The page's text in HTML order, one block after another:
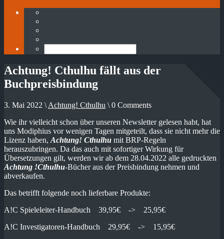
Achtung! Cthulhu fällt aus der
Buchpreisbindung
3. Mai 2022 \ Achtung! Cthulhu \ 0 Comments
Wie ihr vielleicht schon über unseren Newsletter gelesen habt, hat
uns Modiphius vor wenigen Tagen mitgeteilt, dass sie nicht mehr die
Lizenz haben, Achtung! Cthulhu mit BRP-Regeln
herauszubringen. Da das auch mit sofortiger Wirkung für
Übersetzungen gilt, werden wir ab dem 28.04.2022 alle gedruckten
Achtung !Cthulhu-Bücher aus der Preisbindung nehmen und
abverkaufen.
Das betrifft folgende noch lieferbare Produkte:
A!C Spieleleiter-Handbuch 39,95€ -> 25,95€
A!C Investigatoren-Handbuch 29,95€ -> 15,95€